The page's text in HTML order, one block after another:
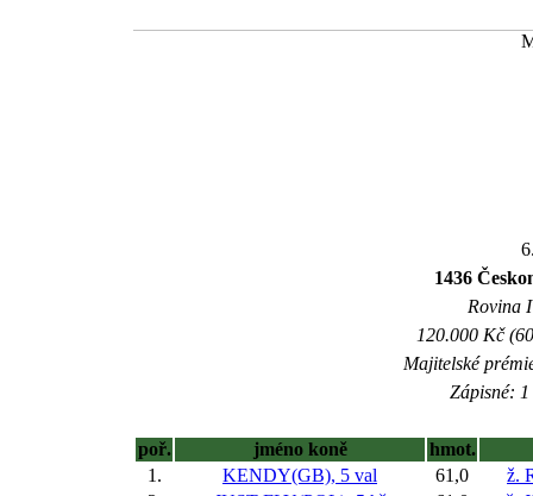
1436
Rovina
120.000 Kč
Majitelské
Zápisné:
poř. jméno koně
hmot.
1.
KENDY(GB), 5 val 61,0
ž.